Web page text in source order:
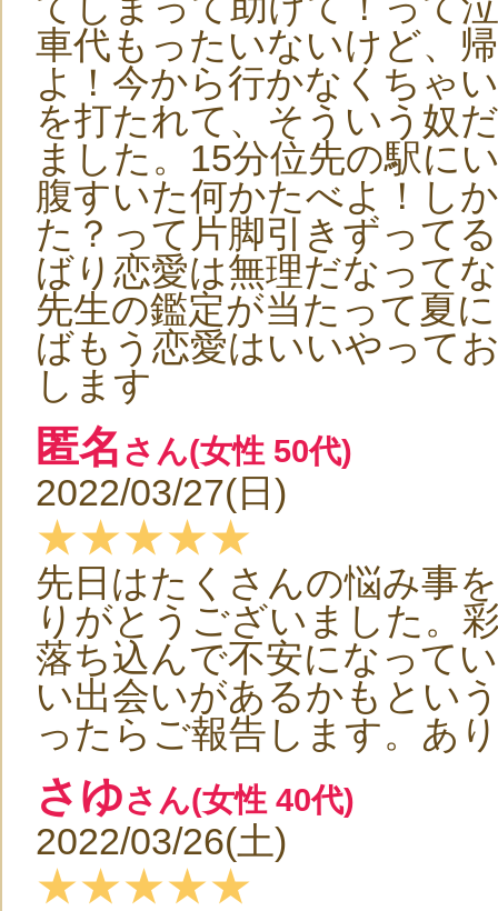
車代もったいないけど、
よ！今から行かなくちゃ
を打たれて、そういう奴
ました。15分位先の駅に
腹すいた何かたべよ！し
た？って片脚引きずって
ばり恋愛は無理だなって
先生の鑑定が当たって夏
ばもう恋愛はいいやって
します
匿名 さん(女性 50代)
2022/03/27(日)
★★★★★
先日はたくさんの悩み事
りがとうございました。
落ち込んで不安になって
い出会いがあるかもとい
ったらご報告します。あ
さゆさん(女性 40代)
2022/03/26(土)
★★★★★